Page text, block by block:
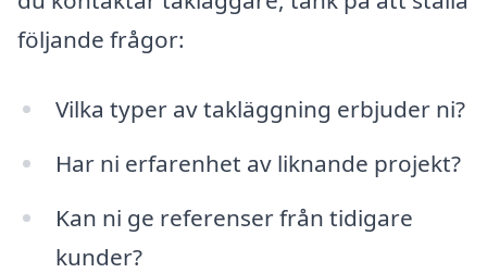
följande frågor:
Vilka typer av takläggning erbjuder ni?
Har ni erfarenhet av liknande projekt?
Kan ni ge referenser från tidigare
kunder?